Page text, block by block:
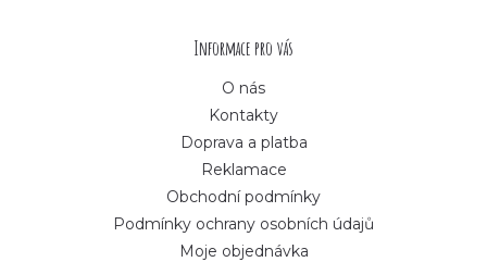
Informace pro vás
O nás
Kontakty
Doprava a platba
Reklamace
Obchodní podmínky
Podmínky ochrany osobních údajů
Moje objednávka